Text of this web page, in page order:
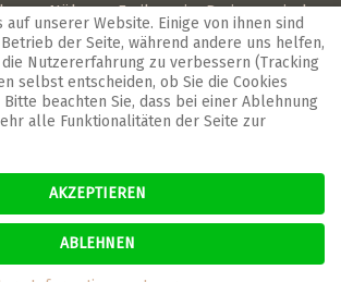
Nähe zu Freiburg im Breisgau sind,
richtig. Familiäre Gastfreundschaft
großgeschrieben. Treffen Sie nette
den Business-Meetings in unseren
oder lassen Sie sich in unserem
Blum
Schwarzwald
auf unserer Website. Einige von ihnen sind
der Seite, während andere uns helfen,
Nutzererfahrung zu verbessern (Tracking
selbst entscheiden, ob Sie die Cookies
beachten Sie, dass bei einer Ablehnung
alle Funktionalitäten der Seite zur
AKZEPTIEREN
ABLEHNEN